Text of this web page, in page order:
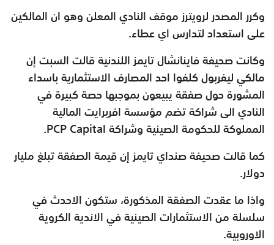
وكرر المصدر لرويترز موقف النادي المعلن وهو ان المالكين
على استعداد لتدارس اي عطاء.
وكانت صحيفة فاينانشال تايمز اللندنية قالت السبت إن
مالكي ليفربول كلفوا احد المصارف الاستثمارية باسداء
المشورة حول صفقة يبيعون بموجبها حصة كبيرة في
النادي الى شراكة تضم مؤسسة افربرايت المالية
المملوكة للحكومة الصينية وشراكة PCP Capital.
كما قالت صحيفة صنداي تايمز إن قيمة الصفقة تبلغ مليار
دولار.
واذا ما عقدت الصفقة المذكورة، ستكون الاحدث في
سلسلة من الاستثمارات الصينية في الاندية الكروية
الاوروبية.